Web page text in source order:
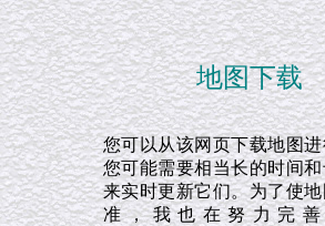
地图下载
您可以从该网页下载地图
您可能需要相当长的时间
来实时更新它们。为了使
准，我也在努力完